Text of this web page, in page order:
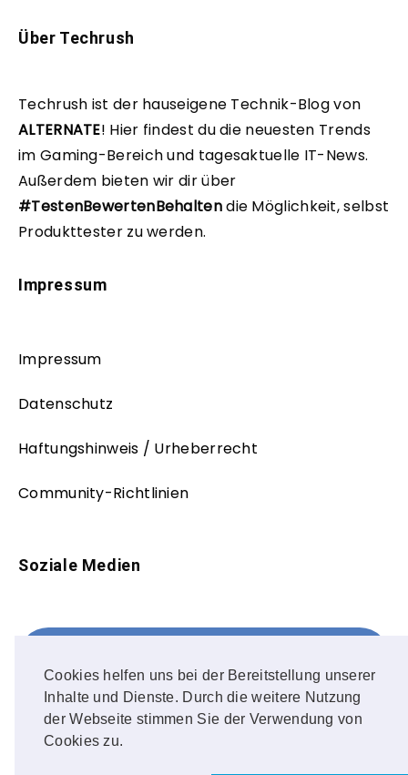
Cookies helfen uns bei der Bereitstellung unserer
Inhalte und Dienste. Durch die weitere Nutzung
der Webseite stimmen Sie der Verwendung von
Cookies zu.
Über Techrush
Techrush ist der hauseigene Technik-Blog von
ALTERNATE! Hier findest du die neuesten Trends
im Gaming-Bereich und tagesaktuelle IT-News.
Außerdem bieten wir dir über
#TestenBewertenBehaltendie Möglichkeit, selbst
Produkttester zu werden.
Impressum
Impressum
Datenschutz
Haftungshinweis / Urheberrecht
Community-Richtlinien
Soziale Medien
FOLLOW ME!
Instagram
OUR PHOTOS!